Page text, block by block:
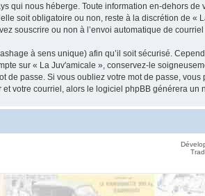
qui nous héberge. Toute information en-dehors
soit obligatoire ou non, reste à la discrétion de
souscrire ou non à l’envoi automatique de
à sens unique) afin qu’il soit sécurisé.
sur « La Juv'amicale », conservez-le
de passe. Si vous oubliez votre mot de passe,
et votre courriel, alors le logiciel phpBB générera